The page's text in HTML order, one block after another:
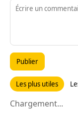
Publier
Les plus utiles
Chargement...